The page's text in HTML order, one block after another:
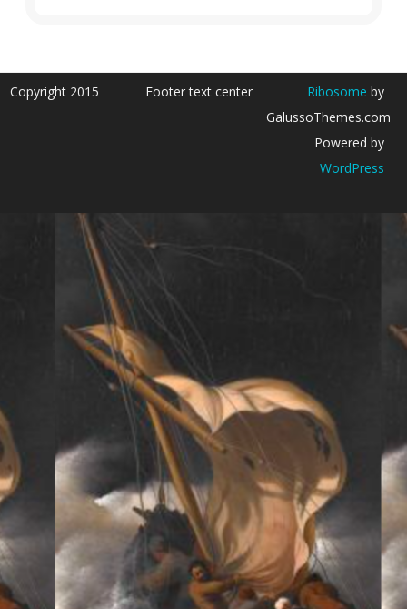
Copyright 2015 Footer text center Ribosome by
GalussoThemes.com
Powered by
WordPress